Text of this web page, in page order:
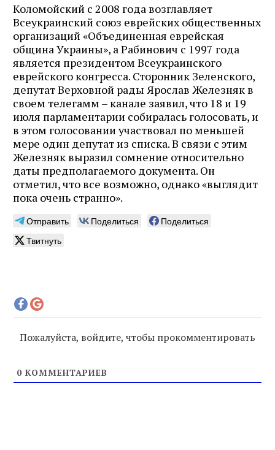
Коломойский с 2008 года возглавляет
Всеукраинский союз еврейских общественных
организаций «Объединенная еврейская
община Украины», а Рабинович с 1997 года
является президентом Всеукраинского
еврейского конгресса. Сторонник Зеленского,
депутат Верховной рады Ярослав Железняк в
своем телегамм – канале заявил, что 18 и 19
июля парламентарии собиралась голосовать, и
в этом голосовании участвовал по меньшей
мере один депутат из списка. В связи с этим
Железняк выразил сомнение относительно
даты предполагаемого документа. Он
отметил, что все возможно, однако «выглядит
пока очень странно».
Отправить Поделиться
Поделиться
Твитнуть
Пожалуйста, войдите, чтобы прокомментировать
0 КОММЕНТАРИЕВ